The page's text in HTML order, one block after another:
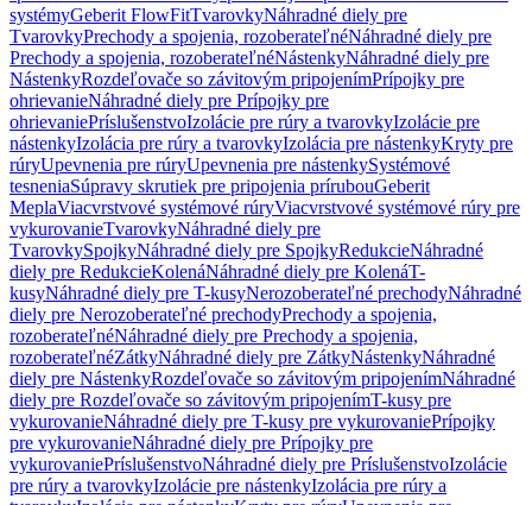
systémyGeberit FlowFitTvarovkyNáhradné diely pre
TvarovkyPrechody a spojenia, rozoberateľnéNáhradné diely pre
Prechody a spojenia, rozoberateľnéNástenkyNáhradné diely pre
NástenkyRozdeľovače so závitovým pripojenímPrípojky pre
ohrievanieNáhradné diely pre Prípojky pre
ohrievaniePríslušenstvoIzolácie pre rúry a tvarovkyIzolácie pre
nástenkyIzolácia pre rúry a tvarovkyIzolácia pre nástenkyKryty pre
rúryUpevnenia pre rúryUpevnenia pre nástenkySystémové
tesneniaSúpravy skrutiek pre pripojenia prírubouGeberit
MeplaViacvrstvové systémové rúryViacvrstvové systémové rúry pre
vykurovanieTvarovkyNáhradné diely pre
TvarovkySpojkyNáhradné diely pre SpojkyRedukcieNáhradné
diely pre RedukcieKolenáNáhradné diely pre KolenáT-
kusyNáhradné diely pre T-kusyNerozoberateľné prechodyNáhradné
diely pre Nerozoberateľné prechodyPrechody a spojenia,
rozoberateľnéNáhradné diely pre Prechody a spojenia,
rozoberateľnéZátkyNáhradné diely pre ZátkyNástenkyNáhradné
diely pre NástenkyRozdeľovače so závitovým pripojenímNáhradné
diely pre Rozdeľovače so závitovým pripojenímT-kusy pre
vykurovanieNáhradné diely pre T-kusy pre vykurovaniePrípojky
pre vykurovanieNáhradné diely pre Prípojky pre
vykurovaniePríslušenstvoNáhradné diely pre PríslušenstvoIzolácie
pre rúry a tvarovkyIzolácie pre nástenkyIzolácia pre rúry a